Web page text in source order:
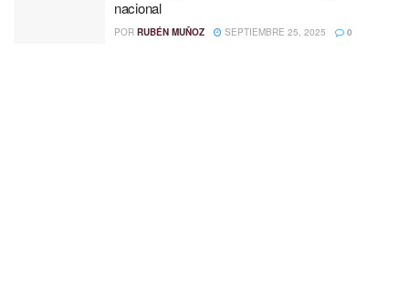
nacional
POR RUBÉN MUÑOZ SEPTIEMBRE 25, 2025 0